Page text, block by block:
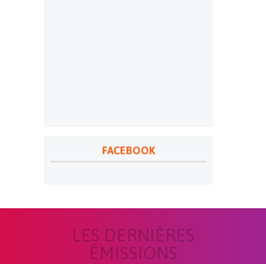
FACEBOOK
LES DERNIÈRES
ÉMISSIONS